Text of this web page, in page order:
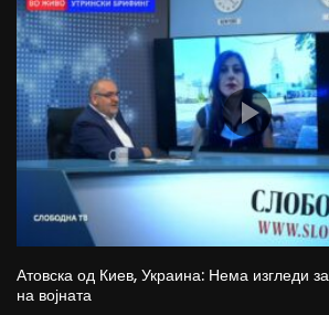
Атовска од Киев, Украина: Нема изгледи
на војната